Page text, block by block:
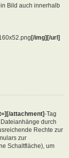
Bild auch innerhalb
[/img][/url]
attachment]-Tag
durch
Rechte zur
zur
Schaltfläche), um